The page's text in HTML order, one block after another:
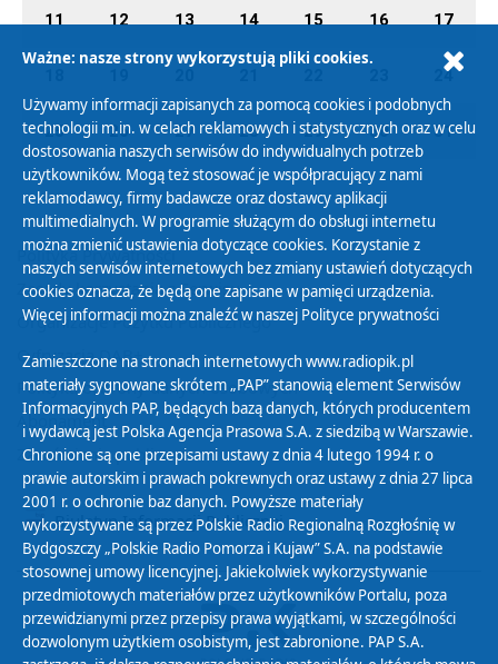
11 12 13 14 15 16 17
24
25 26 27 28 29 30 31
Polityka Prywatności
Zasady korzystania z Serwisu
Organizacje Pożytku Publicznego
Cyfryzacja DAB+
Polityka ochrony danych osobowych
Abonament
Zamówienia publiczne
Biuletyn Informacji Publicznej
Ważne: nasze strony wykorzystują pliki cookies.
Używamy informacji zapisanych za pomocą cookies i podobnych
technologii m.in. w celach reklamowych i statystycznych oraz w celu
dostosowania naszych serwisów do indywidualnych potrzeb
użytkowników. Mogą też stosować je współpracujący z nami
reklamodawcy, firmy badawcze oraz dostawcy aplikacji
multimedialnych. W programie służącym do obsługi internetu
można zmienić ustawienia dotyczące cookies. Korzystanie z
naszych serwisów internetowych bez zmiany ustawień dotyczących
cookies oznacza, że będą one zapisane w pamięci urządzenia.
Więcej informacji można znaleźć w naszej Polityce prywatności
Zamieszczone na stronach internetowych www.radiopik.pl
materiały sygnowane skrótem „PAP” stanowią element Serwisów
Informacyjnych PAP, będących bazą danych, których producentem
i wydawcą jest Polska Agencja Prasowa S.A. z siedzibą w Warszawie.
Chronione są one przepisami ustawy z dnia 4 lutego 1994 r. o
prawie autorskim i prawach pokrewnych oraz ustawy z dnia 27 lipca
2001 r. o ochronie baz danych. Powyższe materiały
wykorzystywane są przez Polskie Radio Regionalną Rozgłośnię w
Bydgoszczy „Polskie Radio Pomorza i Kujaw” S.A. na podstawie
stosownej umowy licencyjnej. Jakiekolwiek wykorzystywanie
przedmiotowych materiałów przez użytkowników Portalu, poza
przewidzianymi przez przepisy prawa wyjątkami, w szczególności
dozwolonym użytkiem osobistym, jest zabronione. PAP S.A.